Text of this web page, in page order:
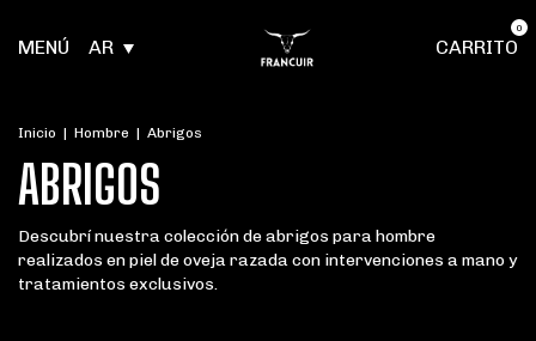
MENÚ AR CARRITO
0
Inicio | Hombre | Abrigos
ABRIGOS
Descubrí nuestra colección de abrigos para hombre
realizados en piel de oveja razada con intervenciones a mano y
tratamientos exclusivos.